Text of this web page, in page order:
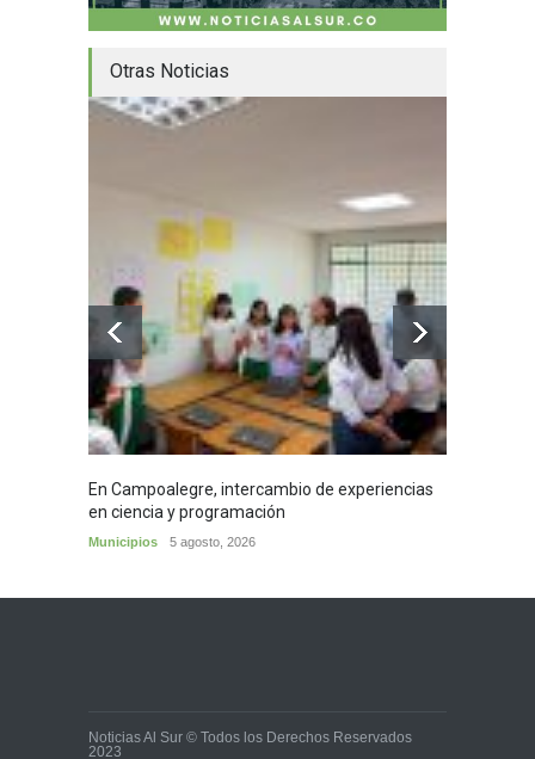
Otras Noticias
En Campoalegre, intercambio de experiencias
en ciencia y programación
Municipios 5 agosto, 2026
Noticias Al Sur © Todos los Derechos Reservados
2023